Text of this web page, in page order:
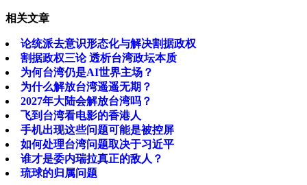
相关文章
论统派去意识形态化与解决割据政权
割据政权三论 透析台湾政坛本质
为何台湾仍是AI世界主场？
为什么解放台湾遥遥无期？
2027年大陆会解放台湾吗？
飞到台湾看电影的香港人
手机出现这些问题可能是被控屏
如何处理台湾问题取决于习近平
谁才是委内瑞拉真正的敌人？
琉球的归属问题